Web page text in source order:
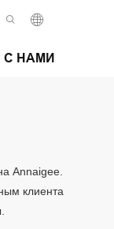
С НАМИ
Annaigee.
клиента